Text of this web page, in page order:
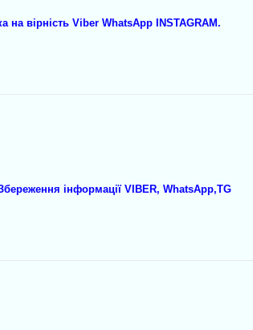
на вірність Viber WhatsApp INSTAGRAM.
інформації VIBER, WhatsApp,TG